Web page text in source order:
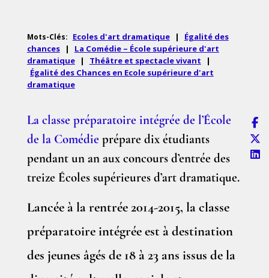
Mots-Clés: Ecoles d'art dramatique |
Égalité des
chances
|
La Comédie – École supérieure d'art
dramatique
| Théâtre et spectacle vivant
|
Égalité des Chances en Ecole supérieure d'art
dramatique
La classe préparatoire intégrée de l’École
de la Comédie prépare dix étudiants
pendant un an aux concours d’entrée des
treize Écoles supérieures d’art dramatique.
Lancée à la rentrée 2014-2015, la classe
préparatoire intégrée est à destination
des jeunes âgés de 18 à 23 ans issus de la